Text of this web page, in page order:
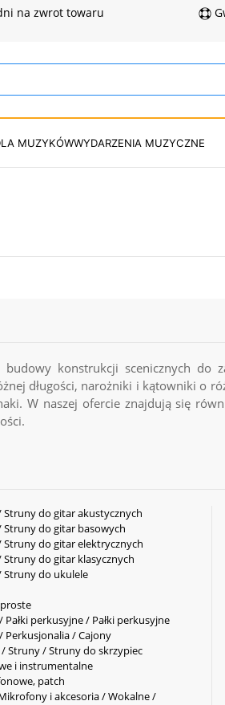
na zwrot towaru
MUZYKÓWWYDARZENIA MUZYCZNE
konstrukcji scenicznych do
długości, narożniki i kątowniki o
W naszej ofercie znajdują się
do gitar akustycznych
do gitar basowych
do gitar elektrycznych
do gitar klasycznych
Struny do ukulele
perkusyjne / Pałki perkusyjne
/ Cajony
Struny / Struny do skrzypiec
i instrumentalne
patch
i akcesoria / Wokalne /